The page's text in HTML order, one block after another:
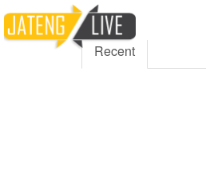
5000 Fans
Recent